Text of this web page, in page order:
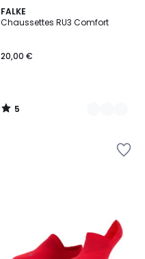
FALKE
Chaussettes RU3 Comfort
20,00 €
5
/
3
Couleurs
5
/